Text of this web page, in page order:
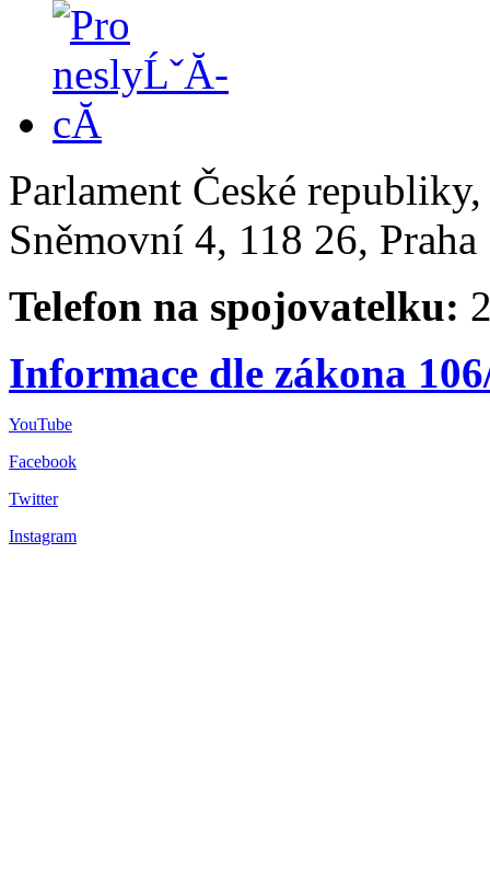
Parlament České
Sněmovní 4, 118 26,
Telefon na spojovatelku:
Informace dle zákona
YouTube
Facebook
Twitter
Instagram